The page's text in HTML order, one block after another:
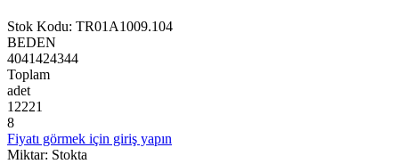
Stok Kodu: TR01A1009.104
BEDEN
4041424344
Toplam
adet
1 2221
8
Fiyatı görmek için giriş yapın
Miktar: Stokta